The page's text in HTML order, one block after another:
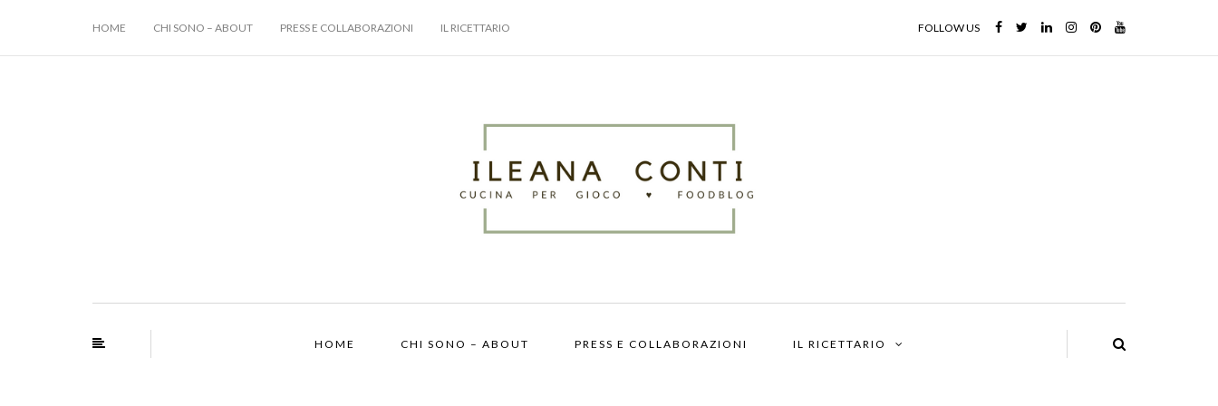
HOME CHI SONO – ABOUT PRESS E COLLABORAZIONI IL RICETTARIO FOLLOW US
HOME CHI SONO – ABOUT PRESS E COLLABORAZIONI IL RICETTARIO